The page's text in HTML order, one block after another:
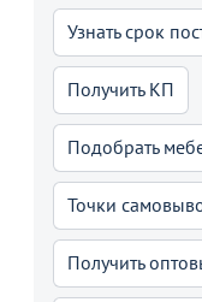
Узнать срок
Получить КП
Подобрать
Точки
Получить